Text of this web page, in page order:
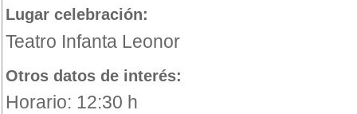
Lugar celebración:
Teatro Infanta Leonor
Otros datos de interés:
Horario: 12:30 h